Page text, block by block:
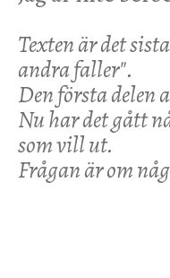
Texten är det
andra faller".
Den första delen
Nu har det gått
som vill ut.
Frågan är om